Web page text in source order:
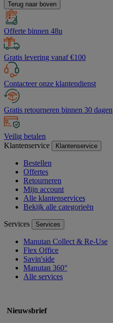
Terug naar boven
Offerte binnen 48u
Gratis levering vanaf €100
Contacteer onze klantendienst
Gratis retourneren binnen 30 dagen
Veilig betalen
Klantenservice
Klantenservice
Bestellen
Offertes
Retourneren
Mijn account
Alle klantenservices
Bekijk alle categorieën
Services Services
Manutan Collect & Re-Use
Flex Office
Savin'side
Manutan 360°
Alle services
Nieuwsbrief